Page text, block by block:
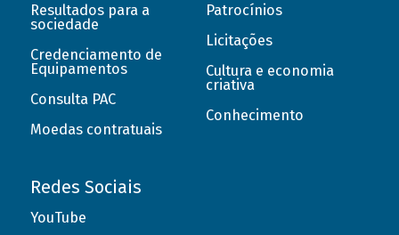
Resultados para a
sociedade
Credenciamento de
Equipamentos
Consulta PAC
Moedas contratuais
Patrocínios
Licitações
Cultura e economia
criativa
Conhecimento
Redes Sociais
YouTube